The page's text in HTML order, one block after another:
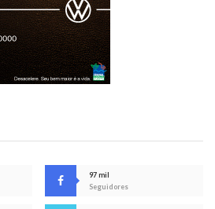
97 mil
Seguidores